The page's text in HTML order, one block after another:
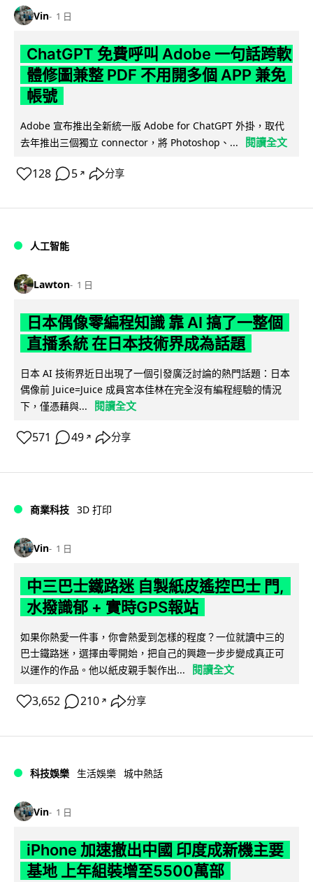
Vin 1 日
ChatGPT 免費呼叫 Adobe 一句話跨軟
體修圖兼整 PDF 不用開多個 APP 兼免
帳號
Adobe 宣布推出全新統一版 Adobe for ChatGPT 外掛，取代
去年推出三個獨立 connector，將 Photoshop、...
閱讀全文
128 5 ↗ 分享
人工智能
Lawton 1 日
日本偶像零編程知識 靠 AI 搞了一整個
直播系統 在日本技術界成為話題
日本 AI 技術界近日出現了一個引發廣泛討論的熱門話題：日本
偶像前 Juice=Juice 成員宮本佳林在完全沒有編程經驗的情況
下，僅憑藉與...
閱讀全文
571 49 ↗ 分享
商業科技 3D 打印
Vin 1 日
中三巴士鐵路迷 自製紙皮遙控巴士 門,
水撥識郁 + 實時GPS報站
如果你熱愛一件事，你會熱愛到怎樣的程度？一位就讀中三的
巴士鐵路迷，選擇由零開始，把自己的興趣一步步變成真正可
以運作的作品。他以紙皮親手製作出...
閱讀全文
3,652 210 ↗ 分享
科技娛樂 生活娛樂 城中熱話
Vin 1 日
iPhone 加速撤出中國 印度成新機主要
基地 上年組裝增至5500萬部